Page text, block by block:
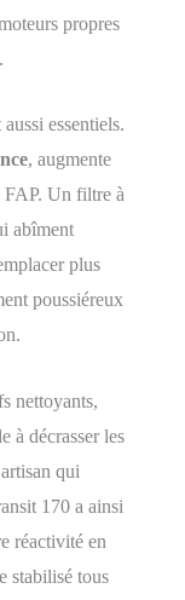
propres
essentiels.
, augmente
FAP. Un filtre à
abîment
plus
poussiéreux
nettoyants,
à décrasser les
qui
170 a ainsi
réactivité en
stabilisé tous